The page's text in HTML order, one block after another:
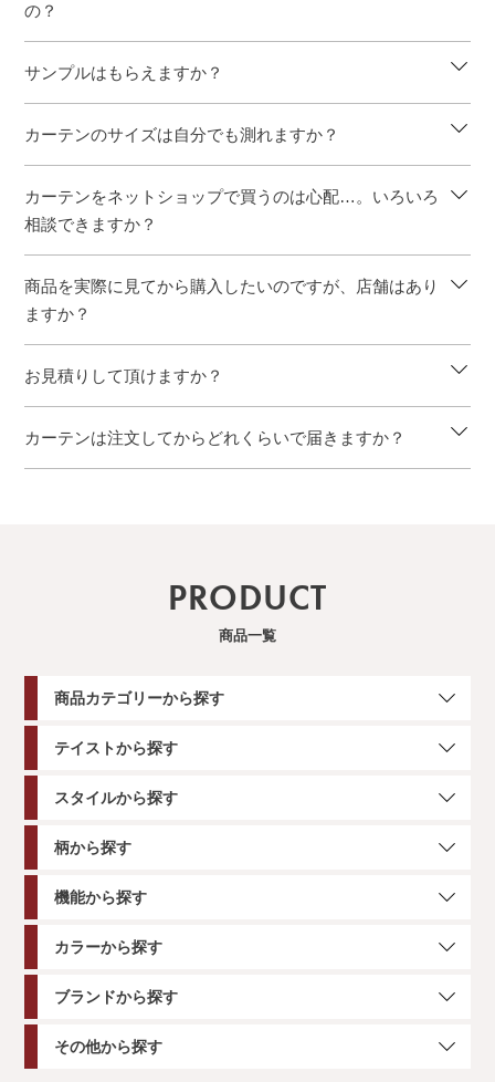
の？
サンプルはもらえますか？
カーテンのサイズは自分でも測れますか？
カーテンをネットショップで買うのは心配…。いろいろ
相談できますか？
商品を実際に見てから購入したいのですが、店舗はあり
ますか？
お見積りして頂けますか？
カーテンは注文してからどれくらいで届きますか？
PRODUCT
商品一覧
商品カテゴリーから探す
テイストから探す
スタイルから探す
柄から探す
機能から探す
カラーから探す
ブランドから探す
その他から探す